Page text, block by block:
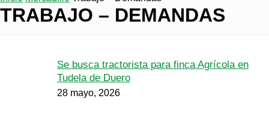
TRABAJO – DEMANDAS
Se busca tractorista para finca Agrícola en
Tudela de Duero
28 mayo, 2026